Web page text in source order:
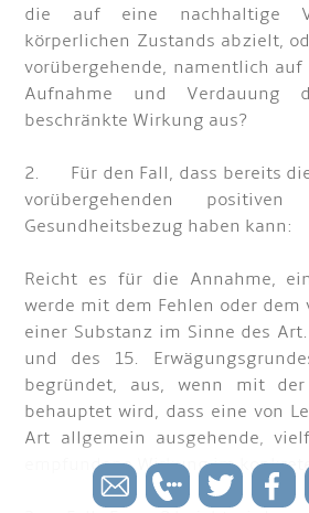
die auf eine nachhaltige
körperlichen Zustands abzielt,
vorübergehende, namentlich
Aufnahme und Verdauung
beschränkte Wirkung aus?
2. Für den Fall, dass bereits
vorübergehenden
Gesundheitsbezug haben kann:
Reicht es für die Annahme,
werde mit dem Fehlen oder dem
einer Substanz im Sinne des
und des 15.
begründet, aus, wenn mit
behauptet wird, dass eine von
Art allgemein ausgehende,
empfundene Wirkung im